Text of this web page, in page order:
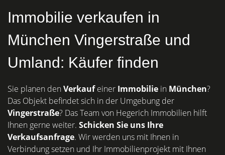
Immobilie verkaufen in
München Vingerstraße und
Umland: Käufer finden
Sie planen denVerkaufeiner Immobilie in München?
Das Objekt befindet sich in der Umgebung der
Vingerstraße? Das Team von Hegerich Immobilien hilft
Ihnen gerne weiter. Schicken Sie uns Ihre
Verkaufsanfrage. Wir werden uns mit Ihnen in
Verbindung setzen und Ihr Immobilienprojekt mit Ihnen